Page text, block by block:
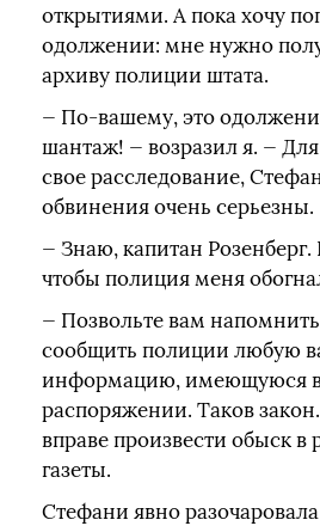
открытиями. А пока хочу
одолжении: мне нужно
архиву полиции штата.
— По-вашему, это
шантаж! — возразил я. —
свое расследование,
обвинения очень серьезны.
— Знаю, капитан
чтобы полиция меня
— Позвольте вам
сообщить полиции любую
информацию, имеющуюся
распоряжении. Таков
вправе произвести обыск в
газеты.
Стефани явно